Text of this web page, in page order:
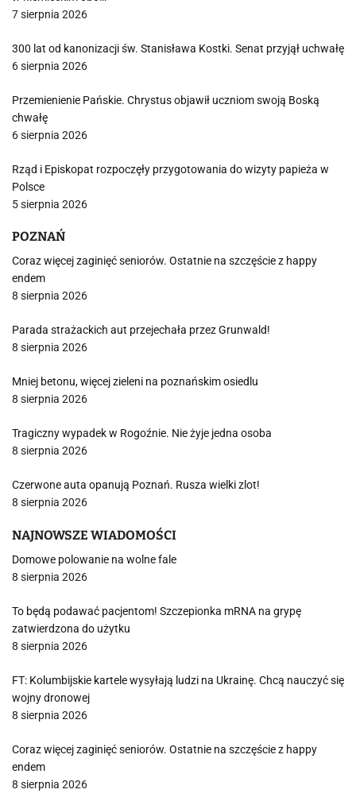
7 sierpnia 2026
300 lat od kanonizacji św. Stanisława Kostki. Senat przyjął uchwałę
6 sierpnia 2026
Przemienienie Pańskie. Chrystus objawił uczniom swoją Boską
chwałę
6 sierpnia 2026
Rząd i Episkopat rozpoczęły przygotowania do wizyty papieża w
Polsce
5 sierpnia 2026
POZNAŃ
Coraz więcej zaginięć seniorów. Ostatnie na szczęście z happy
endem
8 sierpnia 2026
Parada strażackich aut przejechała przez Grunwald!
8 sierpnia 2026
Mniej betonu, więcej zieleni na poznańskim osiedlu
8 sierpnia 2026
Tragiczny wypadek w Rogoźnie. Nie żyje jedna osoba
8 sierpnia 2026
Czerwone auta opanują Poznań. Rusza wielki zlot!
8 sierpnia 2026
NAJNOWSZE WIADOMOŚCI
Domowe polowanie na wolne fale
8 sierpnia 2026
To będą podawać pacjentom! Szczepionka mRNA na grypę
zatwierdzona do użytku
8 sierpnia 2026
FT: Kolumbijskie kartele wysyłają ludzi na Ukrainę. Chcą nauczyć się
wojny dronowej
8 sierpnia 2026
Coraz więcej zaginięć seniorów. Ostatnie na szczęście z happy
endem
8 sierpnia 2026